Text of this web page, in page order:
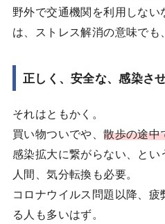
野外で交通機関を利用しな
は、ストレス解消の意味でも
正しく、安全な、感染さ
それはともかく。
買い物ついでや、散歩の途中
感染拡大に繋がらない、とい
人間、気分転換も必要。
コロナウイルス問題以降、
る人も多いはず。